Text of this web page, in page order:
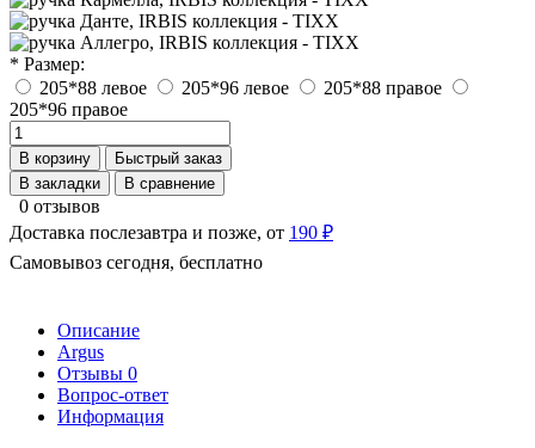
* Размер:
205*88 левое
205*96 левое
205*88 правое
205*96 правое
В корзину
Быстрый заказ
В закладки
В сравнение
0 отзывов
Доставка послезавтра и позже, от 190 ₽
Самовывоз сегодня, бесплатно
Описание
Argus
Отзывы 0
Вопрос-ответ
Информация